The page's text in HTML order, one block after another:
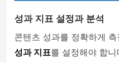
성과 지표 설정과 분석
콘텐츠 성과를 정확하게
성과 지표를 설정해야 합